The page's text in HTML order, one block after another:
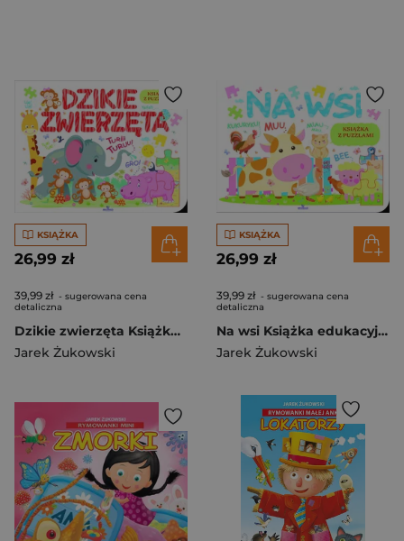
KSIĄŻKA
26,99 zł
39,99 zł - sugerowana cena
detaliczna
Dzikie zwierzęta Książka edukacyjna z puzzlami
Jarek Żukowski
KSIĄŻKA
26,99 zł
39,99 zł - sugerowana cena
detaliczna
Na wsi Książka edukacyjna z puzzlami
Jarek Żukowski